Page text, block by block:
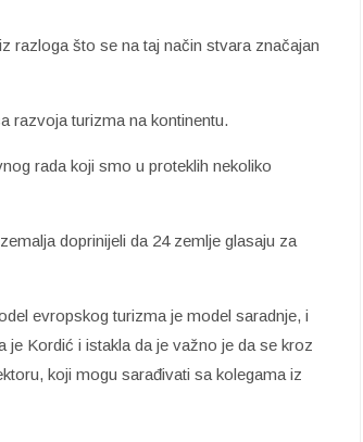
razloga što se na taj način stvara značajan
razvoja turizma na kontinentu.
rada koji smo u proteklih nekoliko
doprinijeli da 24 zemlje glasaju za
evropskog turizma je model saradnje, i
je Kordić i istakla da je važno je da se kroz
koji mogu sarađivati sa kolegama iz